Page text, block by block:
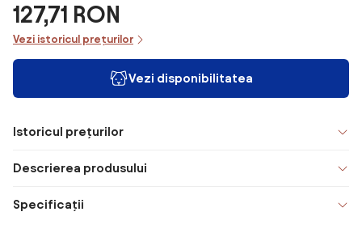
127,71 RON
Vezi istoricul prețurilor
Vezi disponibilitatea
Istoricul prețurilor
Descrierea produsului
Specificații